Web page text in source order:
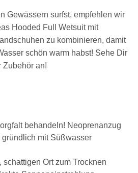
Gewässern surfst, empfehlen wir
Hooded Full Wetsuit mit
zu kombinieren, damit
schön warm habst! Sehe Dir
Zubehör an!
behandeln! Neoprenanzug
mit Süßwasser
Ort zum Trocknen